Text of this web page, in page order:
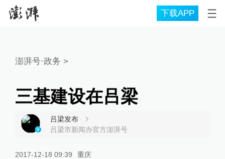
下载APP
澎湃号·政务 >
三基建设在吕梁
吕梁发布
吕梁市新闻办官方澎湃号
2017-12-18 09:39 重庆